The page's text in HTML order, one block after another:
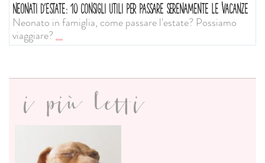
NEONATI D'ESTATE: 10 CONSIGLI UTILI PER PASSARE SERENAMENTE LE VACANZE
Neonato in famiglia, come passare l'estate? Possiamo
viaggiare?...
i più letti